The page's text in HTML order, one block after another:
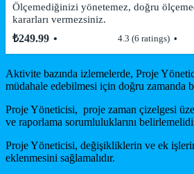
Ölçemediğinizi yönetemez, doğru
kararları vermezsiniz.
₺249.99 4.3 (6 ratings)
Aktivite bazında izlemelerde, Proje
müdahale edebilmesi için doğru zamanda
Proje Yöneticisi, proje zaman çizelgesi
ve raporlama sorumluluklarını
Proje Yöneticisi, değişikliklerin ve ek
eklenmesini sağlamalıdır.